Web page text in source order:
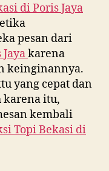
diPoris Jaya
pesan dari
karena
keinginannya.
yang cepat dan
karena itu,
kembali
Topi Bekasi di